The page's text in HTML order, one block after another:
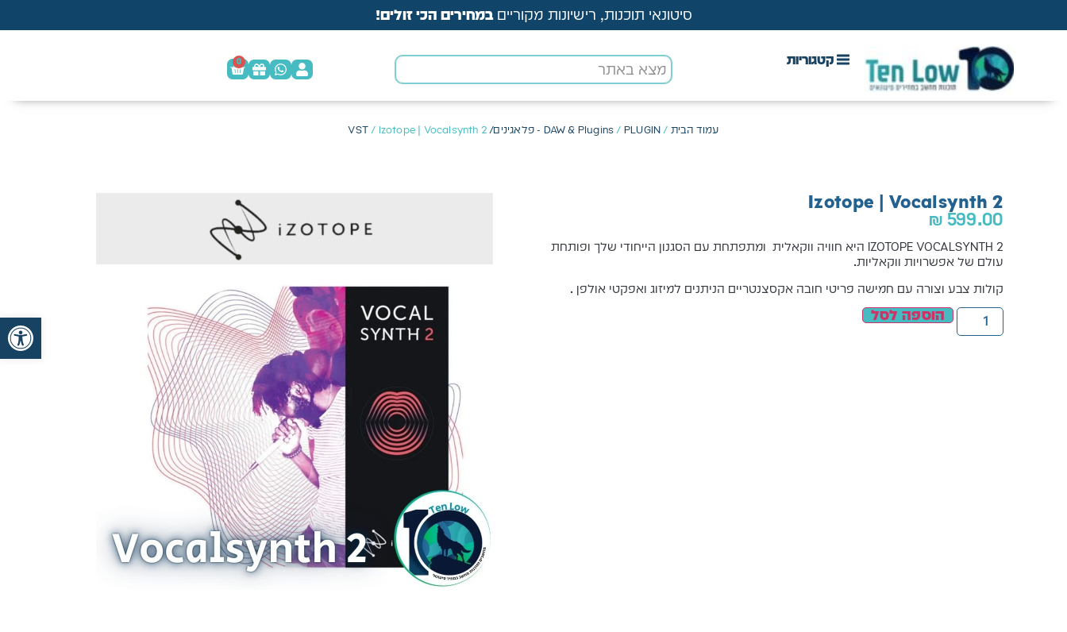
סיטונאי תוכנות, רישיונות מקורייםבמחירים הכי זולים!
0
עמוד הבית /
DAW & Plugins/ PLUGIN - פלאגינים/ VST / Izotope | Vocalsynth 2
Izotope | Vocalsynth 2
₪ 599.00
IZOTOPE VOCALSYNTH 2 היא חוויה ווקאלית ומתפתחת עם הסגנון הייחודי שלך ופותחת
עולם של אפשרויות ווקאליות.
קולות צבע וצורה עם חמישה פריטי חובה אקסצנטריים הניתנים למיזוג ואפקטי אולפן .
הוספה לסל